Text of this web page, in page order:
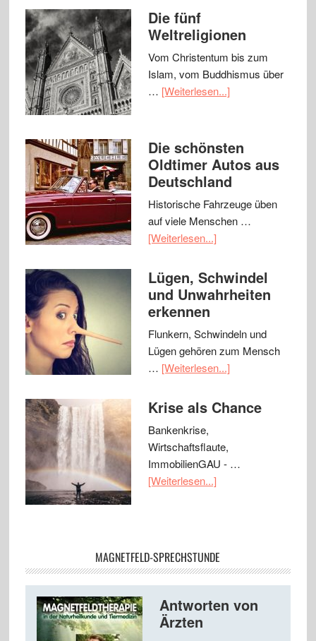
Die fünf
Weltreligionen
Vom Christentum bis zum
Islam, vom Buddhismus über
… [Weiterlesen...]
Die schönsten
Oldtimer Autos aus
Deutschland
Historische Fahrzeuge üben
auf viele Menschen …
[Weiterlesen...]
Lügen, Schwindel
und Unwahrheiten
erkennen
Flunkern, Schwindeln und
Lügen gehören zum Mensch
… [Weiterlesen...]
Krise als Chance
Bankenkrise,
Wirtschaftsflaute,
ImmobilienGAU - …
[Weiterlesen...]
MAGNETFELD-SPRECHSTUNDE
Antworten von
Ärzten